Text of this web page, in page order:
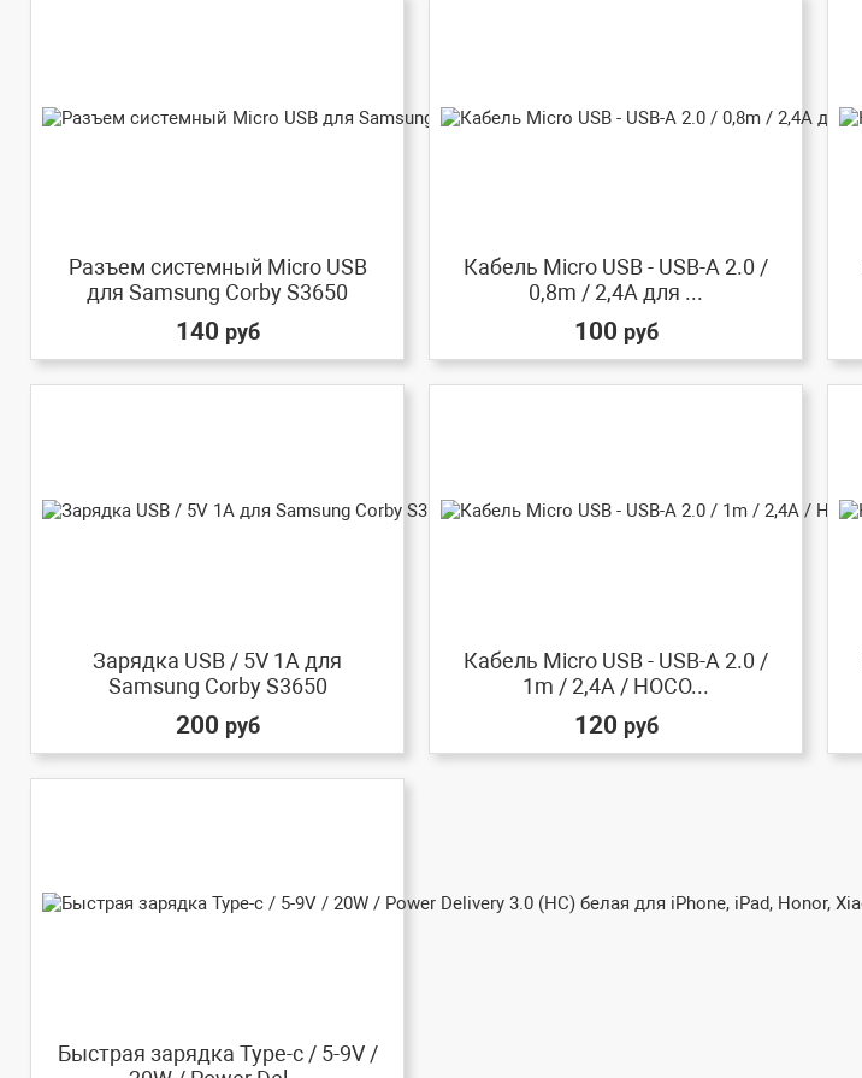
Разъем системный Micro USB
для Samsung Corby S3650
140 руб
Кабель Micro USB - USB-A 2.0 /
0,8m / 2,4A для ...
100 руб
Зарядка USB / 5V 1A для
Samsung Corby S3650
200 руб
Кабель Micro USB - USB-A 2.0 /
1m / 2,4A / HOCO...
120 руб
Быстрая зарядка Type-c / 5-9V /